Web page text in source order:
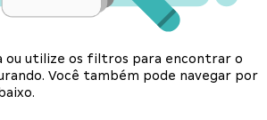
ou utilize os filtros para encontrar o
Você também pode navegar por